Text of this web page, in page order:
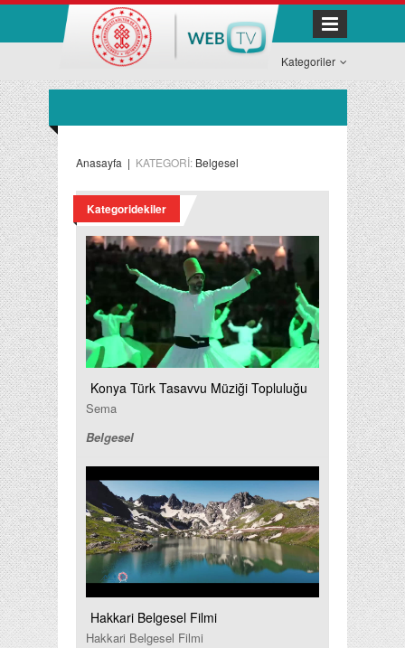
Kategoriler
Anasayfa | KATEGORİ: Belgesel
Kategoridekiler
Konya Türk Tasavvu Müziği Topluluğu
Sema
Belgesel
Hakkari Belgesel Filmi
Hakkari Belgesel Filmi